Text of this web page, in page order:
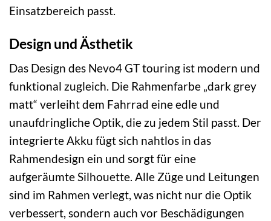
Einsatzbereich passt.
Design und Ästhetik
Das Design des Nevo4 GT touring ist modern und
funktional zugleich. Die Rahmenfarbe „dark grey
matt“ verleiht dem Fahrrad eine edle und
unaufdringliche Optik, die zu jedem Stil passt. Der
integrierte Akku fügt sich nahtlos in das
Rahmendesign ein und sorgt für eine
aufgeräumte Silhouette. Alle Züge und Leitungen
sind im Rahmen verlegt, was nicht nur die Optik
verbessert, sondern auch vor Beschädigungen